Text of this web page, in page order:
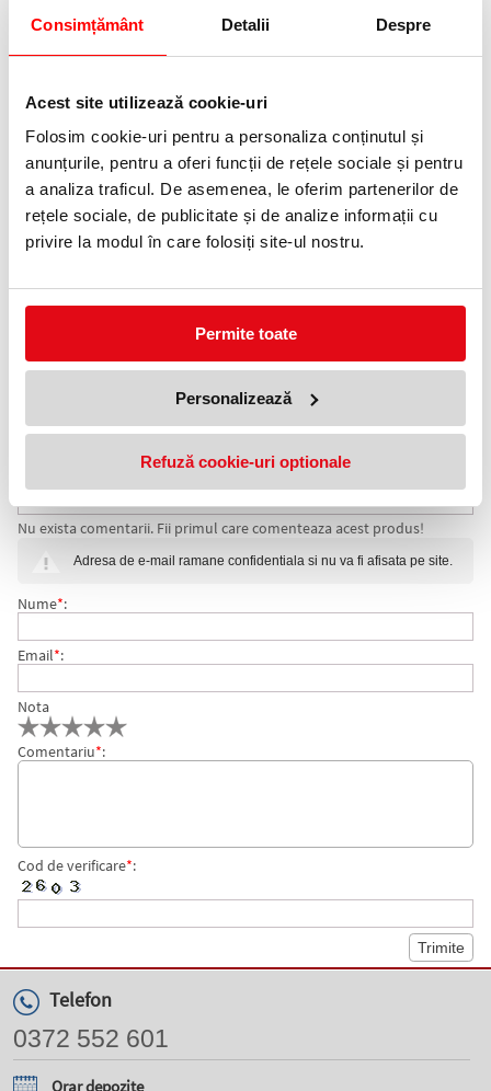
Consimțământ Detalii Despre
Acest site utilizează cookie-uri
Folosim cookie-uri pentru a personaliza conținutul și
anunțurile, pentru a oferi funcții de rețele sociale și pentru
a analiza traficul. De asemenea, le oferim partenerilor de
rețele sociale, de publicitate și de analize informații cu
privire la modul în care folosiți site-ul nostru.
Permite toate
Personalizează
Refuză cookie-uri optionale
Anunta-ma cand revine in stoc
Informatii livrare
Telefon:
0372 552 601
Adauga in wishlist
se conectează la rețea.
Aplicație: pentru dispozitive electronice, radio cu tranzistori,
jucării, ceasuri cu alarmă, ventilatoare portabile, lanterne etc.
Specificații:
Tensiune nominală: 1.5 V
COMENTARII BATERIE ALCALINA R6 (AA) 4
BUC/BLISTER ULTRA GP
Nu exista comentarii. Fii primul care comenteaza acest produs!
Adresa de e-mail ramane confidentiala si nu va fi afisata pe site.
Nume*:
Email*:
Nota
Comentariu*:
Cod de verificare*:
Telefon
0372 552 601
Orar depozite